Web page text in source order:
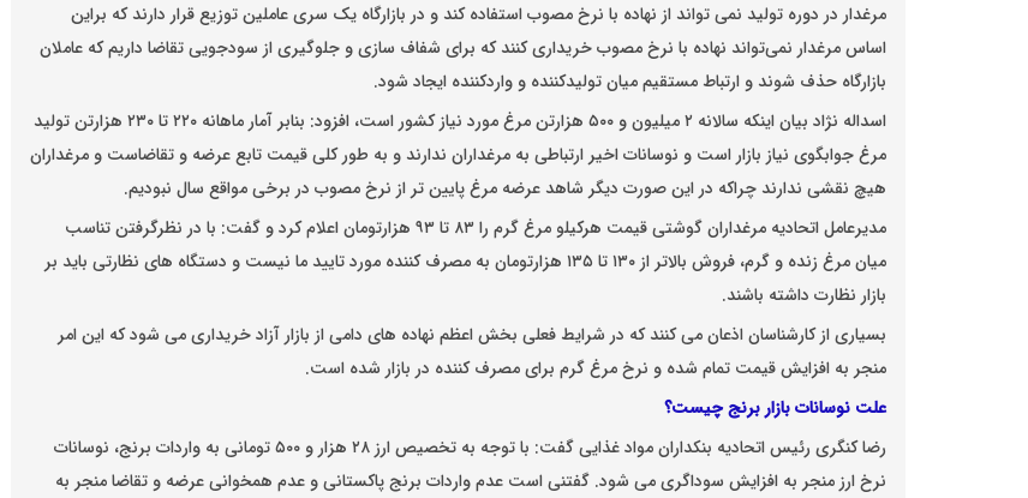
مرغدار در دوره تولید نمی تواند از نهاده با نرخ مصوب استفاده کند و در بازارگاه یک سری عاملین توزیع قرار دارند که براین
اساس مرغدار نمی‌تواند نهاده با نرخ مصوب خریداری کنند که برای شفاف سازی و جلوگیری از سودجویی تقاضا داریم که عاملان
بازارگاه حذف شوند و ارتباط مستقیم میان تولیدکننده و واردکننده ایجاد شود‌.
اسداله نژاد بیان اینکه سالانه ۲ میلیون و ۵۰۰ هزارتن مرغ مورد نیاز کشور است، افزود: بنابر آمار ماهانه ۲۲۰ تا ۲۳۰ هزارتن تولید
مرغ جوابگوی نیاز بازار است و نوسانات اخیر ارتباطی به مرغداران ندارند و به طور کلی قیمت تابع عرضه و تقاضاست و مرغداران
هیچ نقشی ندارند چراکه در این صورت دیگر شاهد عرضه مرغ پایین تر از نرخ مصوب در برخی مواقع سال نبودیم.
مدیرعامل اتحادیه مرغداران گوشتی قیمت هرکیلو مرغ گرم را ۸۳ تا ۹۳ هزارتومان اعلام کرد و گفت: با در نظرگرفتن تناسب
میان مرغ زنده و گرم، فروش بالاتر از ۱۳۰ تا ۱۳۵ هزارتومان به مصرف کننده مورد تایید ما نیست و دستگاه های نظارتی باید بر
بازار نظارت داشته باشند.
بسیاری از کارشناسان اذعان می کنند که در شرایط فعلی بخش اعظم نهاده های دامی از بازار آزاد خریداری می شود که این امر
منجر به افزایش قیمت تمام شده و نرخ مرغ گرم برای مصرف کننده در بازار شده است.
علت نوسانات بازار برنج چیست؟
رضا کنگری رئیس اتحادیه بنکداران مواد غذایی گفت: با توجه به تخصیص ارز ۲۸ هزار و ۵۰۰ تومانی به واردات برنج، نوسانات
نرخ ارز منجر به افزایش سوداگری می شود. گفتنی است عدم واردات برنج پاکستانی و عدم همخوانی عرضه و تقاضا منجر به